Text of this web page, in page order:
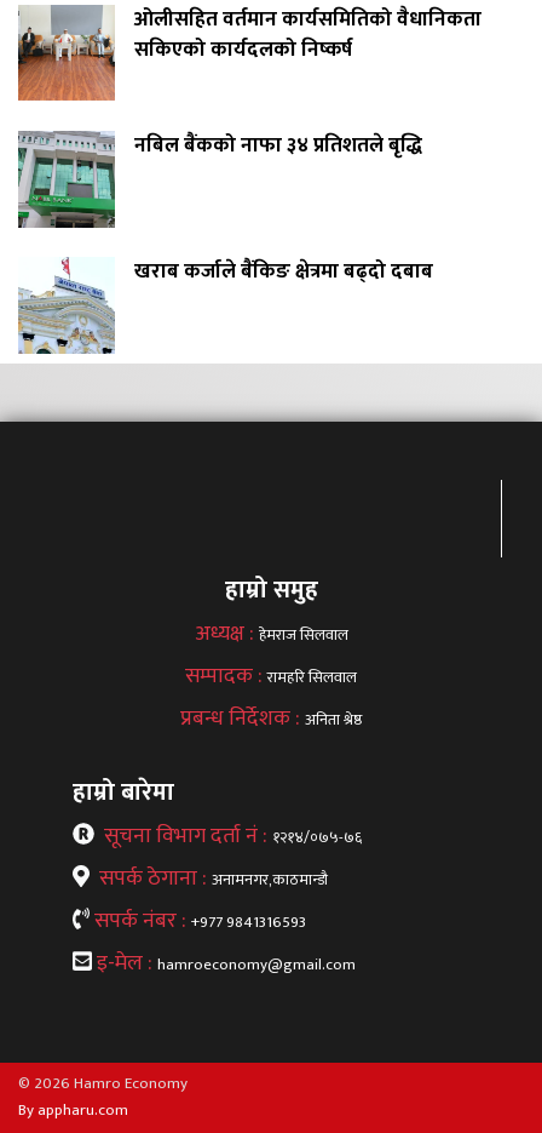
ओलीसहित वर्तमान कार्यसमितिको वैधानिकता
सकिएको कार्यदलको निष्कर्ष
नबिल बैंकको नाफा ३४ प्रतिशतले बृद्धि
खराब कर्जाले बैंकिङ क्षेत्रमा बढ्दो दबाब
हाम्रो समुह
अध्यक्ष : हेमराज सिलवाल
सम्पादक :रामहरि सिलवाल
प्रबन्ध निर्देशक : अनिता श्रेष्ठ
हाम्रो बारेमा
सूचना विभाग दर्ता नं : १२१४/०७५-७६
सपर्क ठेगाना : अनामनगर,काठमान्डौ
सपर्क नंबर : +977 9841316593
इ-मेल : hamroeconomy@gmail.com
© 2026 Hamro Economy
By appharu.com